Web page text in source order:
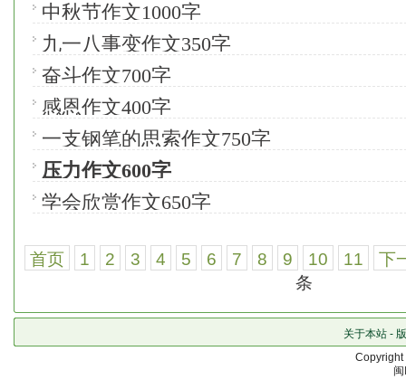
中秋节作文1000字
九一八事变作文350字
奋斗作文700字
感恩作文400字
一支钢笔的思索作文750字
压力作文600字
学会欣赏作文650字
首页 1 2 3 4 5 6 7 8 9 10 11
下
条
关于本站-
Copyright